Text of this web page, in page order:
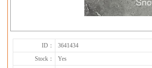
ID： 3641434
Stock：
Yes